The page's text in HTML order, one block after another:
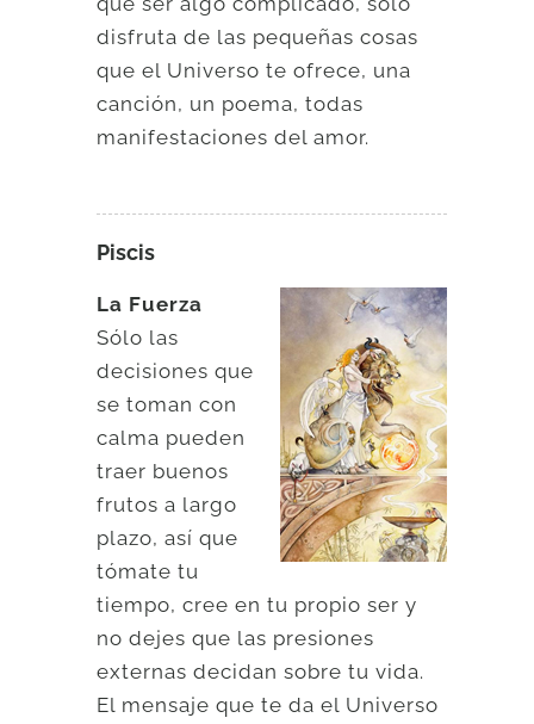
disfruta de las pequeñas cosas
que el Universo te ofrece, una
canción, un poema, todas
manifestaciones del amor.
Piscis
La Fuerza
Sólo las
decisiones que
se toman con
calma pueden
traer buenos
frutos a largo
plazo, así que
tómate tu
tiempo, cree en tu propio ser y
no dejes que las presiones
externas decidan sobre tu vida.
El mensaje que te da el Universo